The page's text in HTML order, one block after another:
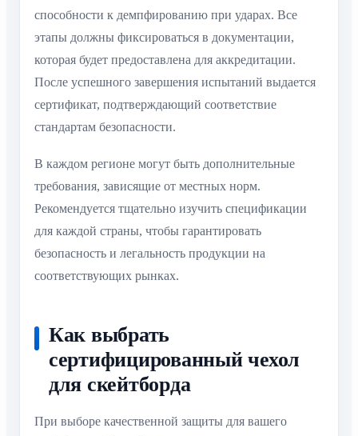
способности к демпфированию при ударах. Все
этапы должны фиксироваться в документации,
которая будет предоставлена для аккредитации.
После успешного завершения испытаний выдается
сертификат, подтверждающий соответствие
стандартам безопасности.
В каждом регионе могут быть дополнительные
требования, зависящие от местных норм.
Рекомендуется тщательно изучить спецификации
для каждой страны, чтобы гарантировать
безопасность и легальность продукции на
соответствующих рынках.
Как выбрать
сертифицированный чехол
для скейтборда
При выборе качественной защиты для вашего